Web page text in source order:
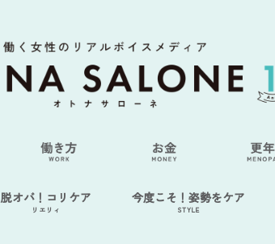
脱オバ！コリケア
リエリィ
今度こそ！姿勢をケア
STYLE